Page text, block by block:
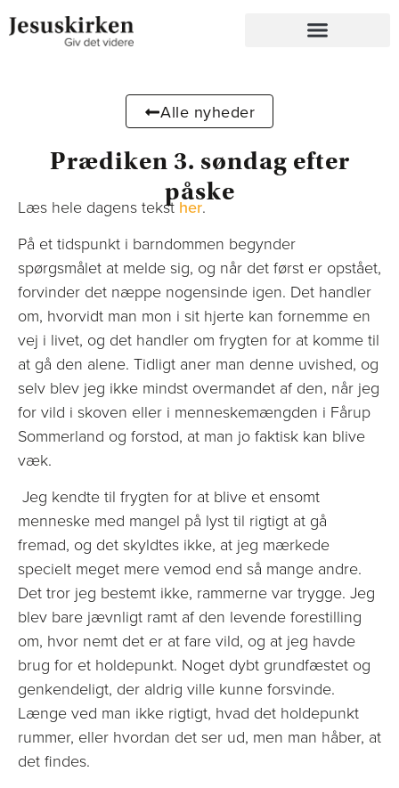
Alle nyheder
Prædiken 3. søndag efter
påske
Læs hele dagens teksther.
På et tidspunkt i barndommen begynder
spørgsmålet at melde sig, og når det først er opstået,
forvinder det næppe nogensinde igen. Det handler
om, hvorvidt man mon i sit hjerte kan fornemme en
vej i livet, og det handler om frygten for at komme til
at gå den alene. Tidligt aner man denne uvished, og
selv blev jeg ikke mindst overmandet af den, når jeg
for vild i skoven eller i menneskemængden i Fårup
Sommerland og forstod, at man jo faktisk kan blive
væk.
Jeg kendte til frygten for at blive et ensomt
menneske med mangel på lyst til rigtigt at gå
fremad, og det skyldtes ikke, at jeg mærkede
specielt meget mere vemod end så mange andre.
Det tror jeg bestemt ikke, rammerne var trygge. Jeg
blev bare jævnligt ramt af den levende forestilling
om, hvor nemt det er at fare vild, og at jeg havde
brug for et holdepunkt. Noget dybt grundfæstet og
genkendeligt, der aldrig ville kunne forsvinde.
Længe ved man ikke rigtigt, hvad det holdepunkt
rummer, eller hvordan det ser ud, men man håber, at
det findes.